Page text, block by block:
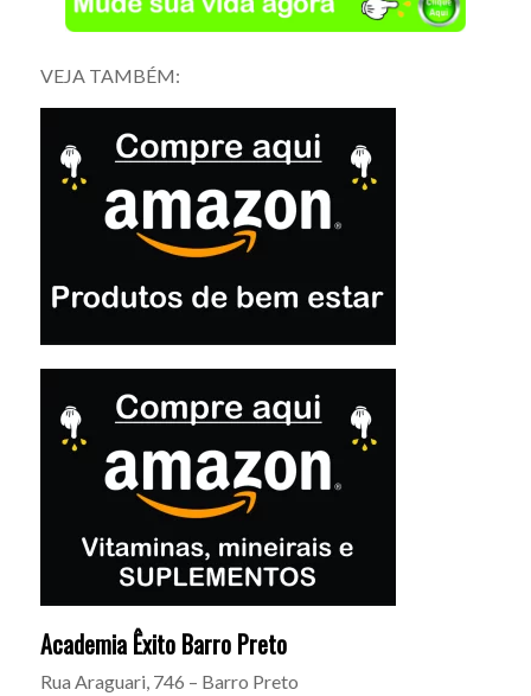
VEJA TAMBÉM:
Academia Êxito Barro Preto
Rua Araguari, 746 – Barro Preto